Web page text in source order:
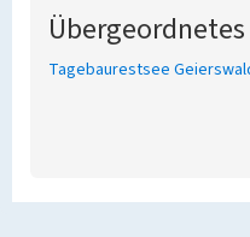
Tagebaurestsee